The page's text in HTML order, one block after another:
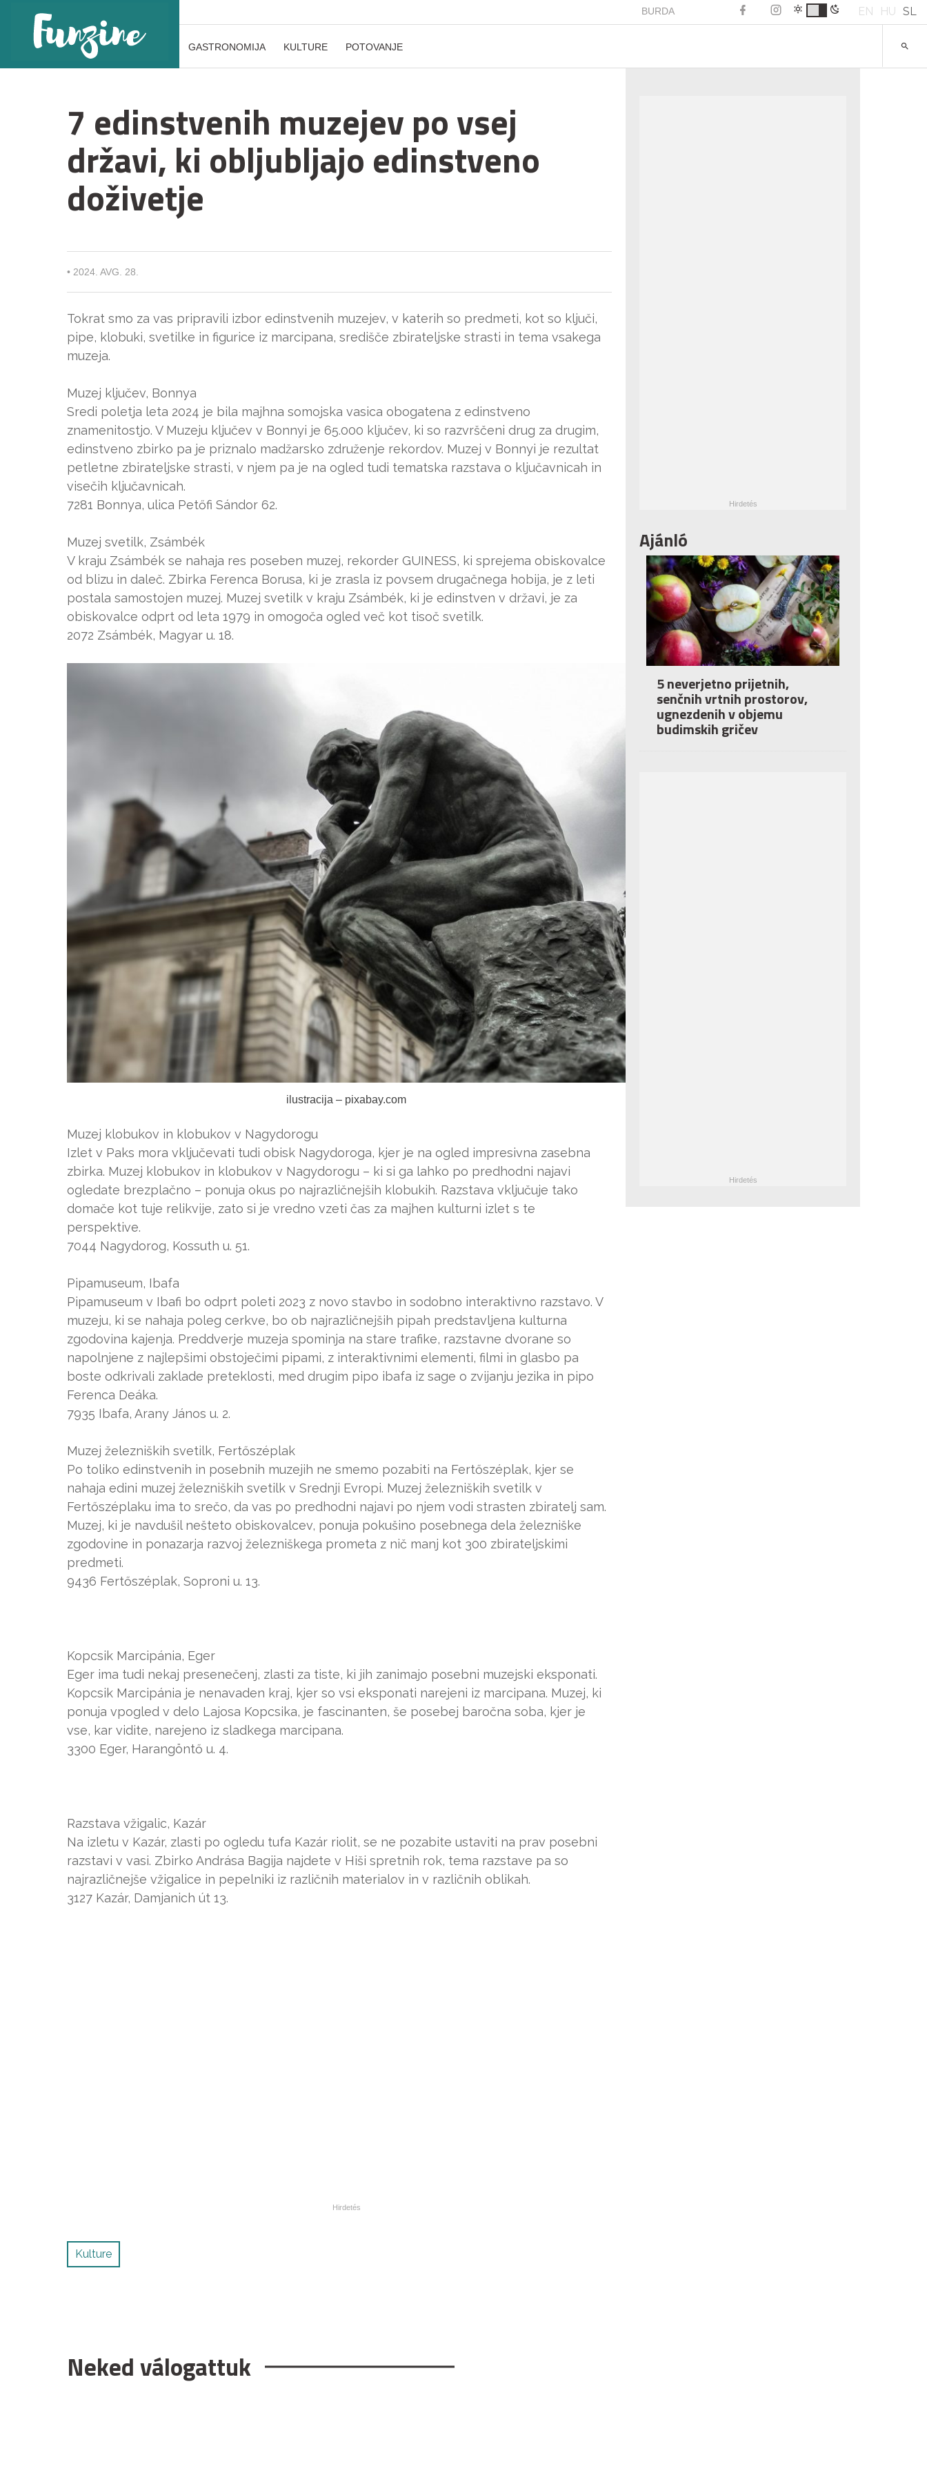
BURDA EN HU SL
GASTRONOMIJA KULTURE POTOVANJE
7 edinstvenih muzejev po vsej
državi, ki obljubljajo edinstveno
doživetje
• 2024. AVG. 28.
Tokrat smo za vas pripravili izbor edinstvenih muzejev, v katerih so predmeti, kot so ključi,
pipe, klobuki, svetilke in figurice iz marcipana, središče zbirateljske strasti in tema vsakega
muzeja.
Muzej ključev, Bonnya
Sredi poletja leta 2024 je bila majhna somojska vasica obogatena z edinstveno
znamenitostjo. V Muzeju ključev v Bonnyi je 65.000 ključev, ki so razvrščeni drug za drugim,
edinstveno zbirko pa je priznalo madžarsko združenje rekordov. Muzej v Bonnyi je rezultat
petletne zbirateljske strasti, v njem pa je na ogled tudi tematska razstava o ključavnicah in
visečih ključavnicah.
7281 Bonnya, ulica Petőfi Sándor 62.
Muzej svetilk, Zsámbék
V kraju Zsámbék se nahaja res poseben muzej, rekorder GUINESS, ki sprejema obiskovalce
od blizu in daleč. Zbirka Ferenca Borusa, ki je zrasla iz povsem drugačnega hobija, je z leti
postala samostojen muzej. Muzej svetilk v kraju Zsámbék, ki je edinstven v državi, je za
obiskovalce odprt od leta 1979 in omogoča ogled več kot tisoč svetilk.
2072 Zsámbék, Magyar u. 18.
ilustracija – pixabay.com
Muzej klobukov in klobukov v Nagydorogu
Izlet v Paks mora vključevati tudi obisk Nagydoroga, kjer je na ogled impresivna zasebna
zbirka. Muzej klobukov in klobukov v Nagydorogu – ki si ga lahko po predhodni najavi
ogledate brezplačno – ponuja okus po najrazličnejših klobukih. Razstava vključuje tako
domače kot tuje relikvije, zato si je vredno vzeti čas za majhen kulturni izlet s te
perspektive.
7044 Nagydorog, Kossuth u. 51.
Pipamuseum, Ibafa
Pipamuseum v Ibafi bo odprt poleti 2023 z novo stavbo in sodobno interaktivno razstavo. V
muzeju, ki se nahaja poleg cerkve, bo ob najrazličnejših pipah predstavljena kulturna
zgodovina kajenja. Preddverje muzeja spominja na stare trafike, razstavne dvorane so
napolnjene z najlepšimi obstoječimi pipami, z interaktivnimi elementi, filmi in glasbo pa
boste odkrivali zaklade preteklosti, med drugim pipo ibafa iz sage o zvijanju jezika in pipo
Ferenca Deáka.
7935 Ibafa, Arany János u. 2.
Muzej železniških svetilk, Fertőszéplak
Po toliko edinstvenih in posebnih muzejih ne smemo pozabiti na Fertőszéplak, kjer se
nahaja edini muzej železniških svetilk v Srednji Evropi. Muzej železniških svetilk v
Fertőszéplaku ima to srečo, da vas po predhodni najavi po njem vodi strasten zbiratelj sam.
Muzej, ki je navdušil nešteto obiskovalcev, ponuja pokušino posebnega dela železniške
zgodovine in ponazarja razvoj železniškega prometa z nič manj kot 300 zbirateljskimi
predmeti.
9436 Fertőszéplak, Soproni u. 13.
Kopcsik Marcipánia, Eger
Eger ima tudi nekaj presenečenj, zlasti za tiste, ki jih zanimajo posebni muzejski eksponati.
Kopcsik Marcipánia je nenavaden kraj, kjer so vsi eksponati narejeni iz marcipana. Muzej, ki
ponuja vpogled v delo Lajosa Kopcsika, je fascinanten, še posebej baročna soba, kjer je
vse, kar vidite, narejeno iz sladkega marcipana.
3300 Eger, Harangöntő u. 4.
Razstava vžigalic, Kazár
Na izletu v Kazár, zlasti po ogledu tufa Kazár riolit, se ne pozabite ustaviti na prav posebni
razstavi v vasi. Zbirko Andrása Bagija najdete v Hiši spretnih rok, tema razstave pa so
najrazličnejše vžigalice in pepelniki iz različnih materialov in v različnih oblikah.
3127 Kazár, Damjanich út 13.
Kulture
Neked válogattuk
Ajánló
5 neverjetno prijetnih,
senčnih vrtnih prostorov,
ugnezdenih v objemu
budimskih gričev